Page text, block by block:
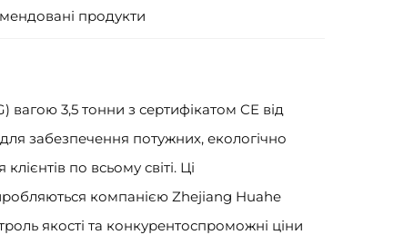
продукти
вагою 3,5 тонни з сертифікатом CE від
забезпечення потужних, екологічно
по всьому світі. Ці
компанією Zhejiang Huahe
якості та конкурентоспроможні ціни